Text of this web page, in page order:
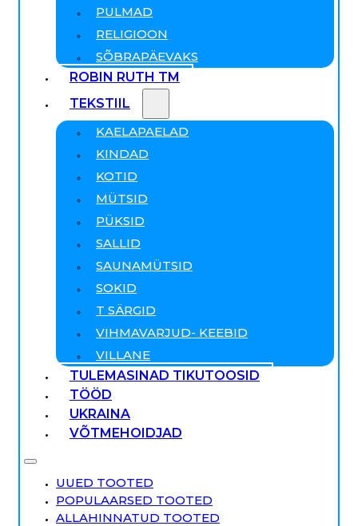
PULMAD
RELIGIOON
SÕBRAPÄEVAKS
ROBIN RUTH TM
TEKSTIIL
KAELAPAELAD
KINDAD
KOTID
MÜTSID
PÜKSID
SALLID
SAUNAMÜTSID
SOKID
T SÄRGID
VIHMAVARJUD- KEEBID
VILLANE
TULEMASINAD TIKUTOOSID
TÖÖD
UKRAINA
VÕTMEHOIDJAD
UUED TOOTED
POPULAARSED TOOTED
ALLAHINNATUD TOOTED